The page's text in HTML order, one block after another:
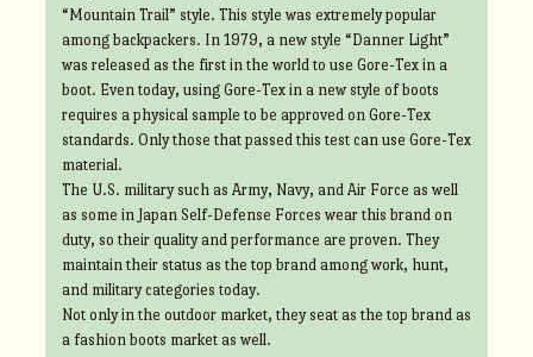
“Mountain Trail” style. This style was extremely popular
among backpackers. In 1979, a new style “Danner Light”
was released as the first in the world to use Gore-Tex in a
boot. Even today, using Gore-Tex in a new style of boots
requires a physical sample to be approved on Gore-Tex
standards. Only those that passed this test can use Gore-Tex
material.
The U.S. military such as Army, Navy, and Air Force as well
as some in Japan Self-Defense Forces wear this brand on
duty, so their quality and performance are proven. They
maintain their status as the top brand among work, hunt,
and military categories today.
Not only in the outdoor market, they seat as the top brand as
a fashion boots market as well.